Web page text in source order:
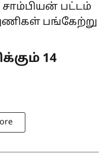
பட்டம்
பங்கேற்று
14